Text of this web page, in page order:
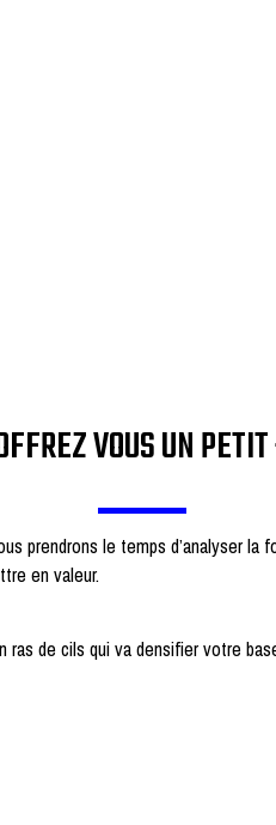
VOUS UN
prendrons le temps d’analyser la
en valeur.
de cils qui va densifier votre